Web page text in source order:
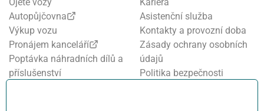
Ojeté vozy
Autopůjčovna
Výkup vozu
Pronájem kanceláří
Poptávka náhradních dílů a
příslušenství
Kariéra
Asistenční služba
Kontakty a provozní doba
Zásady ochrany osobních
údajů
Politika bezpečnosti